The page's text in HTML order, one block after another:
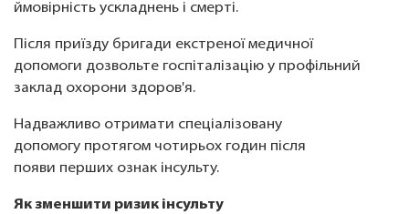
ймовірність ускладнень і смерті.
Після приїзду бригади екстреної медичної
допомоги дозвольте госпіталізацію у профільний
заклад охорони здоров'я.
Надважливо отримати спеціалізовану
допомогу протягом чотирьох годин після
появи перших ознак інсульту.
Як зменшити ризик інсульту